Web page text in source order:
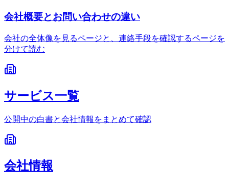
会社概要とお問い合わせの違い
会社の全体像を見るページと、連絡手段を確認するページを
分けて読む
サービス一覧
公開中の白書と会社情報をまとめて確認
会社情報